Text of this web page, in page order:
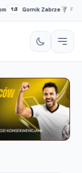
1:3 Gornik Zabrze FT